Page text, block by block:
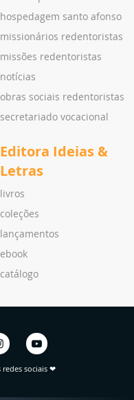
hospedagem santo afonso
missionários redentoristas
missões redentoristas
notícias
obras sociais redentoristas
secretariado vocacional
Editora Ideias &
Letras
livros
coleções
lançamentos
ebook
catálogo
redes sociais ❤